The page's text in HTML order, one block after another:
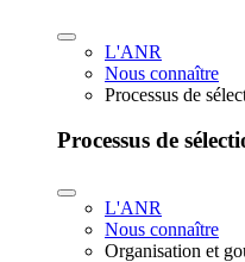
L'ANR
Nous connaître
Processus de
Processus de
L'ANR
Nous connaître
Organisation et